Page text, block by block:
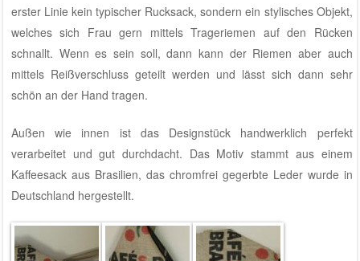
erster Linie kein typischer Rucksack, sondern ein stylisches Objekt,
welches sich Frau gern mittels Trageriemen auf den Rücken
schnallt. Wenn es sein soll, dann kann der Riemen aber auch
mittels Reißverschluss geteilt werden und lässt sich dann sehr
schön an der Hand tragen.
Außen wie innen ist das Designstück handwerklich perfekt
verarbeitet und gut durchdacht. Das Motiv stammt aus einem
Kaffeesack aus Brasilien, das chromfrei gegerbte Leder wurde in
Deutschland hergestellt.